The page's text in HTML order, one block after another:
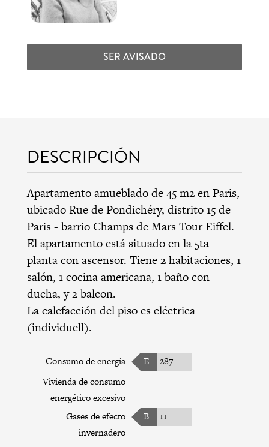
SER AVISADO
DESCRIPCIÓN
Apartamento amueblado de 45 m2 en Paris,
ubicado Rue de Pondichéry, distrito 15 de
Paris- barrio Champs de Mars Tour Eiffel.
El apartamento está situado en la 5ta
planta con ascensor. Tiene 2 habitaciones, 1
salón, 1 cocina americana, 1 baño con
ducha, y 2 balcon.
La calefacción del piso es eléctrica
(individuell).
Consumo de energía E
287
Vivienda de consumo
energético excesivo
Gases de efecto
invernadero
B 11